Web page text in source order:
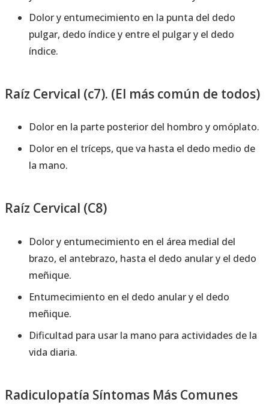
Dolor y entumecimiento en la punta del dedo
pulgar, dedo índice y entre el pulgar y el dedo
índice.
Raíz Cervical (c7). (El más común de todos)
Dolor en la parte posterior del hombro y omóplato.
Dolor en el tríceps, que va hasta el dedo medio de
la mano.
Raíz Cervical (C8)
Dolor y entumecimiento en el área medial del
brazo, el antebrazo, hasta el dedo anular y el dedo
meñique.
Entumecimiento en el dedo anular y el dedo
meñique.
Dificultad para usar la mano para actividades de la
vida diaria.
Radiculopatía Síntomas Más Comunes